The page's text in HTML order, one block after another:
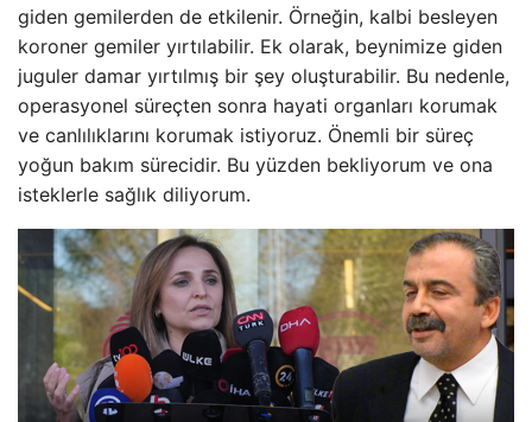
giden gemilerden de etkilenir. Örneğin, kalbi besleyen
koroner gemiler yırtılabilir. Ek olarak, beynimize giden
juguler damar yırtılmış bir şey oluşturabilir. Bu nedenle,
operasyonel süreçten sonra hayati organları korumak
ve canlılıklarını korumak istiyoruz. Önemli bir süreç
yoğun bakım sürecidir. Bu yüzden bekliyorum ve ona
isteklerle sağlık diliyorum.